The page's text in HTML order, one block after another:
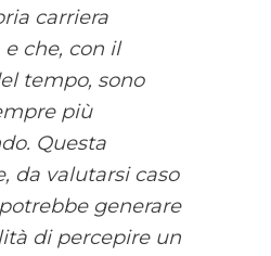
carriera
che, con il
tempo, sono
più
Questa
da valutarsi caso
generare
di percepire un